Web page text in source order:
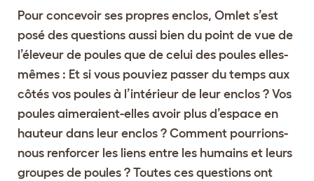
Pour concevoir ses propres enclos, Omlet s’est
posé des questions aussi bien du point de vue de
l’éleveur de poules que de celui des poules elles-
mêmes : Et si vous pouviez passer du temps aux
côtés vos poules à l’intérieur de leur enclos ? Vos
poules aimeraient-elles avoir plus d’espace en
hauteur dans leur enclos ? Comment pourrions-
nous renforcer les liens entre les humains et leurs
groupes de poules ? Toutes ces questions ont